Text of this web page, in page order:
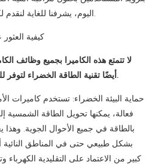
اليوم، يشرفنا للغاية لنقدم لكم كاميرات المراقبة الشمسية.
لا تتمتع هذه الكاميرا بجميع وظائف
أيضًا تقنية الطاقة الخضراء لتوفر للمستخدمين تجربة غير مسبوقة.
فعالة، يمكنها تحويل الطاقة الشمسية
بالطاقة في جميع الأحوال الجوية.
بشكل طبيعي حتى في المناطق
كبير من الاعتماد على التقليدية الكهرباء